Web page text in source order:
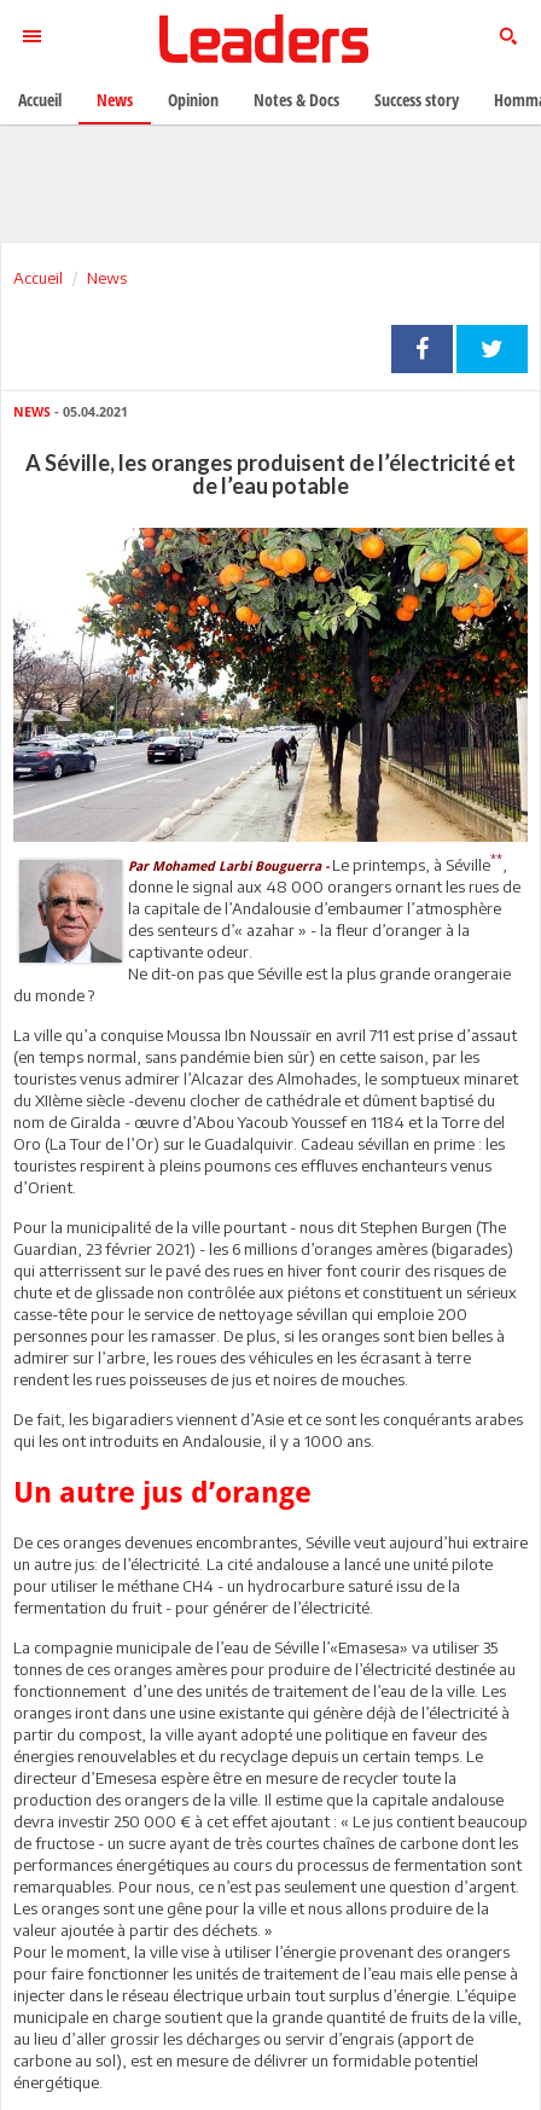
Accueil News
NEWS - 05.04.2021
A Séville, les oranges produisent de l’électricité et
de l’eau potable
Par Mohamed Larbi Bouguerra -Le printemps, à Séville**
donne le signal aux 48 000 orangers ornant les rues de
la capitale de l’Andalousie d’embaumer l’atmosphère
des senteurs d’« azahar » - la fleur d’oranger à la
captivante odeur.
Ne dit-on pas que Séville est la plus grande orangeraie
du monde ?
La ville qu’a conquise Moussa Ibn Noussaïr en avril 711 est prise d’assaut
(en temps normal, sans pandémie bien sûr) en cette saison, par les
touristes venus admirer l’Alcazar des Almohades, le somptueux minaret
du XIIème siècle -devenu clocher de cathédrale et dûment baptisé du
nom de Giralda - œuvre d’Abou Yacoub Youssef en 1184 et la Torre del
Oro (La Tour de l’Or) sur le Guadalquivir. Cadeau sévillan en prime : les
touristes respirent à pleins poumons ces effluves enchanteurs venus
d’Orient.
Pour la municipalité de la ville pourtant - nous dit Stephen Burgen (The
Guardian, 23 février 2021) - les 6 millions d’oranges amères (bigarades)
qui atterrissent sur le pavé des rues en hiver font courir des risques de
chute et de glissade non contrôlée aux piétons et constituent un sérieux
casse-tête pour le service de nettoyage sévillan qui emploie 200
personnes pour les ramasser. De plus, si les oranges sont bien belles à
admirer sur l’arbre, les roues des véhicules en les écrasant à terre
rendent les rues poisseuses de jus et noires de mouches.
De fait, les bigaradiers viennent d’Asie et ce sont les conquérants arabes
qui les ont introduits en Andalousie, il y a 1000 ans.
Un autre jus d’orange
De ces oranges devenues encombrantes, Séville veut aujourd’hui extraire
un autre jus: de l’électricité. La cité andalouse a lancé une unité pilote
pour utiliser le méthane CH4 - un hydrocarbure saturé issu de la
fermentation du fruit - pour générer de l’électricité.
La compagnie municipale de l’eau de Séville l’«Emasesa» va utiliser 35
tonnes de ces oranges amères pour produire de l’électricité destinée au
fonctionnement d’une des unités de traitement de l’eau de la ville. Les
oranges iront dans une usine existante qui génère déjà de l’électricité à
partir du compost, la ville ayant adopté une politique en faveur des
énergies renouvelables et du recyclage depuis un certain temps. Le
directeur d’Emesesa espère être en mesure de recycler toute la
production des orangers de la ville. Il estime que la capitale andalouse
devra investir 250 000 € à cet effet ajoutant : « Le jus contient beaucoup
de fructose - un sucre ayant de très courtes chaînes de carbone dont les
performances énergétiques au cours du processus de fermentation sont
remarquables. Pour nous, ce n’est pas seulement une question d’argent.
Les oranges sont une gêne pour la ville et nous allons produire de la
valeur ajoutée à partir des déchets. »
Pour le moment, la ville vise à utiliser l’énergie provenant des orangers
pour faire fonctionner les unités de traitement de l’eau mais elle pense à
injecter dans le réseau électrique urbain tout surplus d’énergie. L’équipe
municipale en charge soutient que la grande quantité de fruits de la ville,
au lieu d’aller grossir les décharges ou servir d’engrais (apport de
carbone au sol), est en mesure de délivrer un formidable potentiel
énergétique.
Accueil News Opinion Notes & Docs Success story